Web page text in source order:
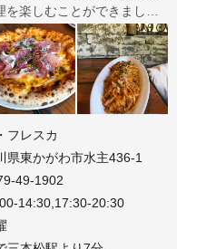
を楽しむことができまし
して行くことをオススメし
フレスカ
県東かがわ市水主436-1
49-1902
14:30,17:30-20:30